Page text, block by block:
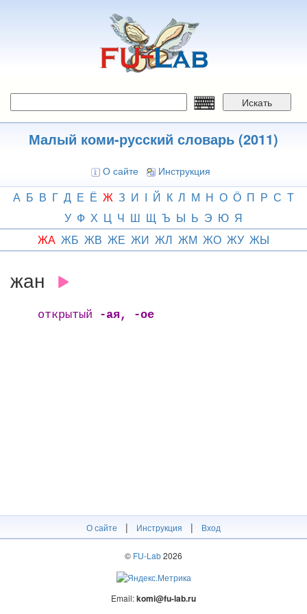
Искать
Малый коми-русский словарь (2011)
О сайте Инструкция
А Б В Г Д Е Ё Ж З И І Й К Л М Н О Ӧ П Р С Т
У Ф Х Ц Ч Ш Щ Ъ Ы Ь Э Ю Я
ЖА ЖБ ЖВ ЖЕ ЖИ ЖЛ ЖМ ЖО ЖУ ЖЫ
жан
открытый -ая, -ое
О сайте | Инструкция | Вход
© FU-Lab2026
Email:komi@fu-lab.ru